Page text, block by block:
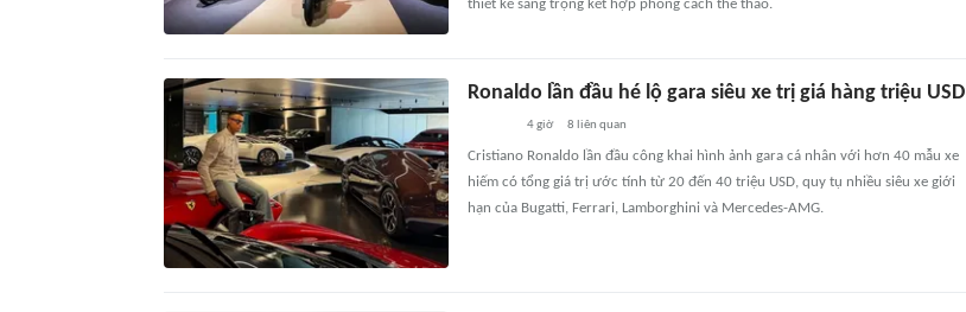
thiết kế sang trọng kết hợp phong cách thể thao.
Ronaldo lần đầu hé lộ gara siêu xe trị giá hàng triệu USD
4 giờ 8 liên quan
Cristiano Ronaldo lần đầu công khai hình ảnh gara cá nhân với hơn 40 mẫu xe
hiếm có tổng giá trị ước tính từ 20 đến 40 triệu USD, quy tụ nhiều siêu xe giới
hạn của Bugatti, Ferrari, Lamborghini và Mercedes-AMG.